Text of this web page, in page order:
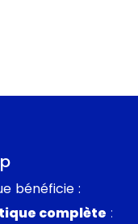
bénéficie :
complète :